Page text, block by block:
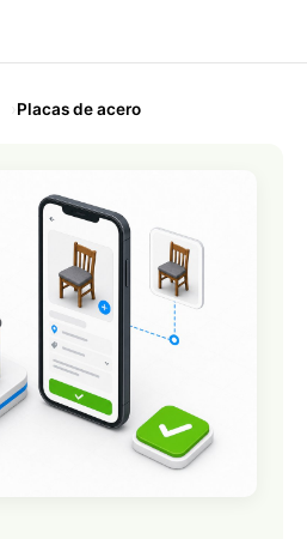
Placas de acero